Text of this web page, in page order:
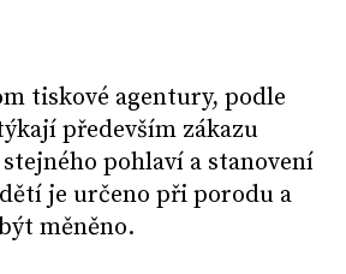
tiskové agentury, podle
především zákazu
pohlaví a stanovení
je určeno při porodu a
měněno.